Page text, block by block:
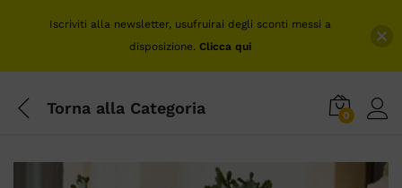
Torna alla Categoria 0
Iscriviti alla newsletter, usufruirai degli sconti messi a
disposizione. Clicca qui